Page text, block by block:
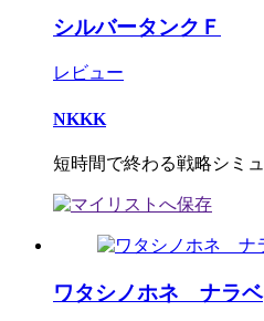
シルバータンクＦ
レビュー
NKKK
短時間で終わる戦略シミュ
ワタシノホネ ナラベ